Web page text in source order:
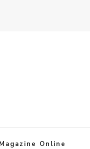
Magazine Online